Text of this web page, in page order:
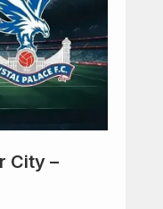
City –